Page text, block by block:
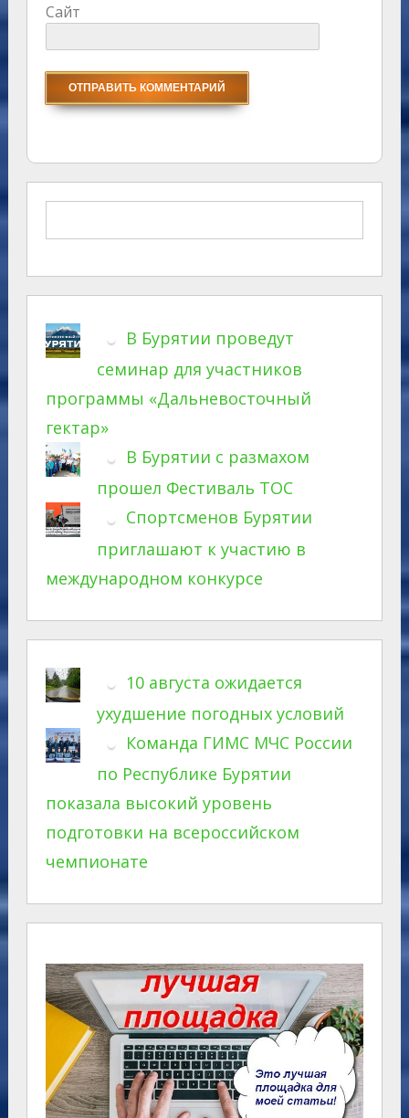
Сайт
В Бурятии проведут
семинар для участников
программы «Дальневосточный
гектар»
В Бурятии с размахом
прошел Фестиваль ТОС
Спортсменов Бурятии
приглашают к участию в
международном конкурсе
10 августа ожидается
ухудшение погодных условий
Команда ГИМС МЧС России
по Республике Бурятии
показала высокий уровень
подготовки на всероссийском
чемпионате